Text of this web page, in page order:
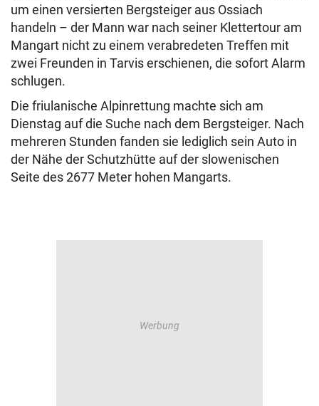
um einen versierten Bergsteiger aus Ossiach
handeln – der Mann war nach seiner Klettertour am
Mangart nicht zu einem verabredeten Treffen mit
zwei Freunden in Tarvis erschienen, die sofort Alarm
schlugen.
Die friulanische Alpinrettung machte sich am
Dienstag auf die Suche nach dem Bergsteiger. Nach
mehreren Stunden fanden sie lediglich sein Auto in
der Nähe der Schutzhütte auf der slowenischen
Seite des 2677 Meter hohen Mangarts.